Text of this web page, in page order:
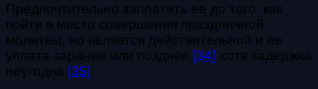
Предпочтительно заплатить ее до того, как
пойти в место совершения праздничной
молитвы, но является действительной и ее
уплата заранее или позднее,[34] хотя задержка
неугодна.[35]